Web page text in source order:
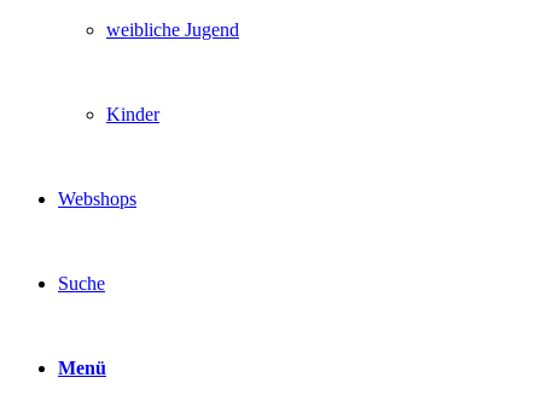
weibliche Jugend
Kinder
Webshops
Suche
Menü